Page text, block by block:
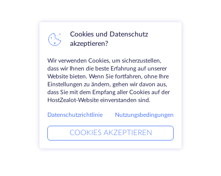
Cookies und Datenschutz
akzeptieren?
Wir verwenden Cookies, um sicherzustellen,
dass wir Ihnen die beste Erfahrung auf unserer
Website bieten. Wenn Sie fortfahren, ohne Ihre
Einstellungen zu ändern, gehen wir davon aus,
dass Sie mit dem Empfang aller Cookies auf der
HostZealot-Website einverstanden sind.
Datenschutzrichtlinie Nutzungsbedingungen
COOKIES AKZEPTIEREN